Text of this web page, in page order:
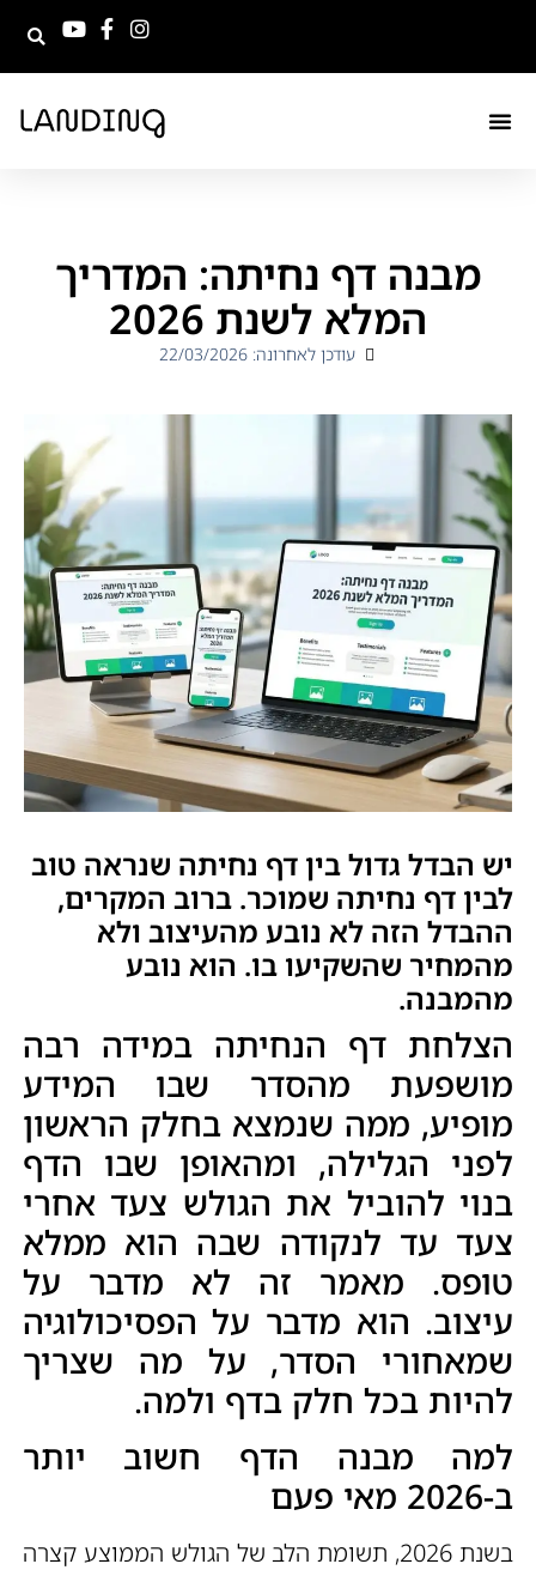
מבנה דף נחיתה: המדריך
המלא לשנת 2026
עודכן לאחרונה: 22/03/2026
יש הבדל גדול בין דף נחיתה שנראה טוב
לבין דף נחיתה שמוכר. ברוב המקרים,
ההבדל הזה לא נובע מהעיצוב ולא
מהמחיר שהשקיעו בו. הוא נובע
מהמבנה.
הצלחת דף הנחיתה במידה רבה
מושפעת מהסדר שבו המידע
מופיע, ממה שנמצא בחלק הראשון
לפני הגלילה, ומהאופן שבו הדף
בנוי להוביל את הגולש צעד אחרי
צעד עד לנקודה שבה הוא ממלא
טופס. מאמר זה לא מדבר על
עיצוב. הוא מדבר על הפסיכולוגיה
שמאחורי הסדר, על מה שצריך
להיות בכל חלק בדף ולמה.
למה מבנה הדף חשוב יותר
ב-2026 מאי פעם
בשנת 2026, תשומת הלב של הגולש הממוצע קצרה